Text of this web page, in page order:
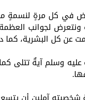
في كل مرةٍ
ونتعرض لجوانب
كل البشرية، كما
وسلم آيةٌ تتلى